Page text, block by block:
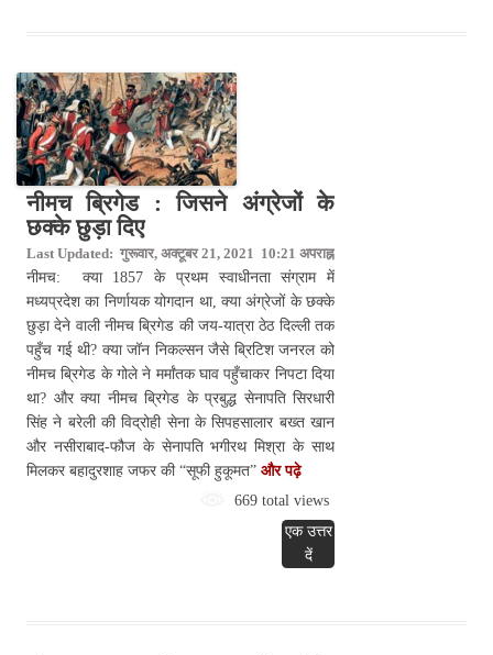
नीमच ब्रिगेड : जिसने अंग्रेजों के
छक्के छुड़ा दिए
Last Updated: गुरूवार, अक्टूबर 21, 2021 10:21 अपराह्न
नीमच: क्या 1857 के प्रथम स्वाधीनता संग्राम में
मध्यप्रदेश का निर्णायक योगदान था, क्या अंग्रेजों के छक्के
छुड़ा देने वाली नीमच ब्रिगेड की जय-यात्रा ठेठ दिल्ली तक
पहुँच गई थी? क्या जॉन निकल्सन जैसे ब्रिटिश जनरल को
नीमच ब्रिगेड के गोले ने मर्मांतक घाव पहुँचाकर निपटा दिया
था? और क्या नीमच ब्रिगेड के प्रबुद्ध सेनापति सिरधारी
सिंह ने बरेली की विद्रोही सेना के सिपहसालार बख्त खान
और नसीराबाद-फौज के सेनापति भगीरथ मिश्रा के साथ
मिलकर बहादुरशाह जफर की “सूफी हुकूमत” और पढ़े
669 total views
एक उत्तर
दें